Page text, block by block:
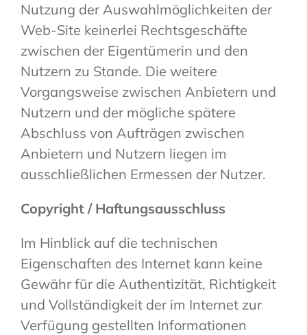
Nutzung der Auswahlmöglichkeiten der
Web-Site keinerlei Rechtsgeschäfte
zwischen der Eigentümerin und den
Nutzern zu Stande. Die weitere
Vorgangsweise zwischen Anbietern und
Nutzern und der mögliche spätere
Abschluss von Aufträgen zwischen
Anbietern und Nutzern liegen im
ausschließlichen Ermessen der Nutzer.
Copyright / Haftungsausschluss
Im Hinblick auf die technischen
Eigenschaften des Internet kann keine
Gewähr für die Authentizität, Richtigkeit
und Vollständigkeit der im Internet zur
Verfügung gestellten Informationen